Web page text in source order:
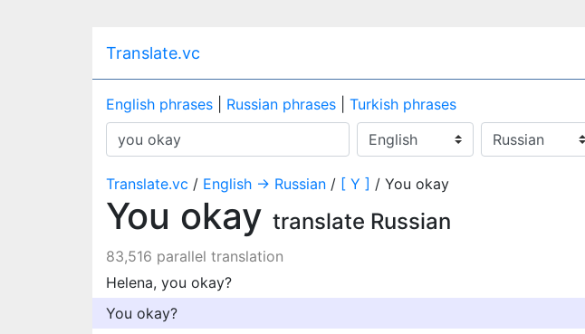
Translate.vc
English phrases Russian phrases
Turkish phrases
Translate.vc / English → Russian / [ Y ] / You okay
You okay translate Russian
83,516 parallel translation
Helena, you okay?
You okay?